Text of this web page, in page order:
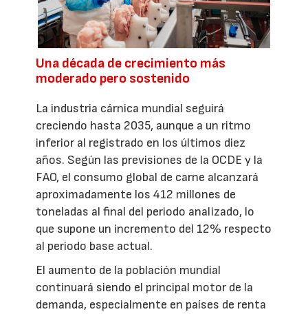
Una década de crecimiento más
moderado pero sostenido
La industria cárnica mundial seguirá
creciendo hasta 2035, aunque a un ritmo
inferior al registrado en los últimos diez
años. Según las previsiones de la OCDE y la
FAO, el consumo global de carne alcanzará
aproximadamente los 412 millones de
toneladas al final del periodo analizado, lo
que supone un incremento del 12% respecto
al periodo base actual.
El aumento de la población mundial
continuará siendo el principal motor de la
demanda, especialmente en países de renta